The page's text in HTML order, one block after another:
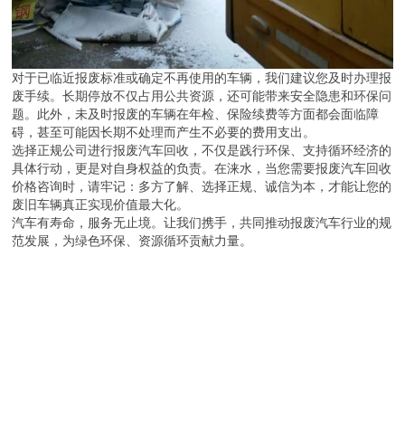
对于已临近报废标准或确定不再使用的车辆，我们建议您及时办理报
废手续。长期停放不仅占用公共资源，还可能带来安全隐患和环保问
题。此外，未及时报废的车辆在年检、保险续费等方面都会面临障
碍，甚至可能因长期不处理而产生不必要的费用支出。
选择正规公司进行报废汽车回收，不仅是践行环保、支持循环经济的
具体行动，更是对自身权益的负责。在涞水，当您需要报废汽车回收
价格咨询时，请牢记：多方了解、选择正规、诚信为本，才能让您的
废旧车辆真正实现价值最大化。
汽车有寿命，服务无止境。让我们携手，共同推动报废汽车行业的规
范发展，为绿色环保、资源循环贡献力量。